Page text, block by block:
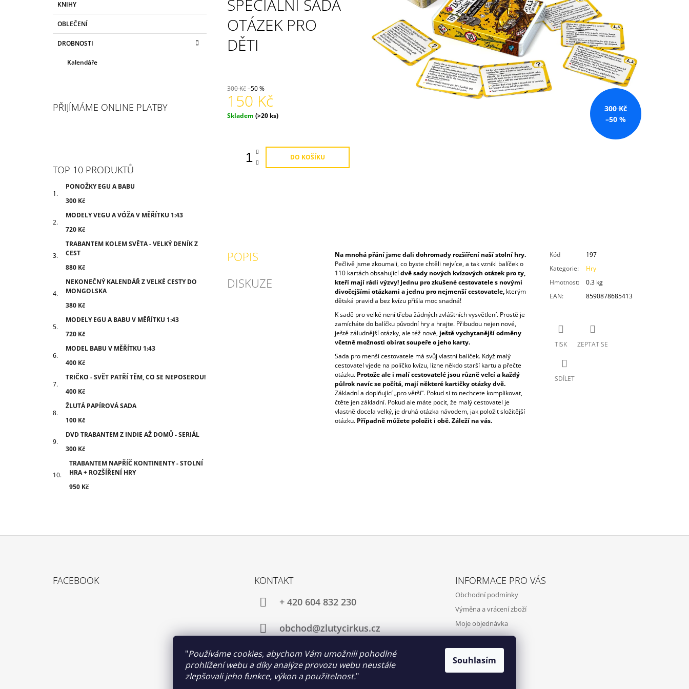
"Používáme cookies, abychom Vám umožnili pohodlné
prohlížení webu a díky analýze provozu webu neustále
zlepšovali jeho funkce, výkon a použitelnost."
Souhlasím
O
R
E
KNIHY
OBLEČENÍ
DROBNOSTI
Kalendáře
PŘIJÍMÁME ONLINE PLATBY
TOP 10 PRODUKTŮ
PONOŽKY EGU A BABU
300 Kč
MODELY VEGU A VÓŽA V MĚŘÍTKU 1:43
720 Kč
TRABANTEM KOLEM SVĚTA - VELKÝ DENÍK Z
CEST
880 Kč
NEKONEČNÝ KALENDÁŘ Z VELKÉ CESTY DO
MONGOLSKA
380 Kč
MODELY EGU A BABU V MĚŘÍTKU 1:43
720 Kč
MODEL BABU V MĚŘÍTKU 1:43
400 Kč
TRIČKO - SVĚT PATŘÍ TĚM, CO SE NEPOSEROU!
400 Kč
ŽLUTÁ PAPÍROVÁ SADA
100 Kč
DVD TRABANTEM Z INDIE AŽ DOMŮ - SERIÁL
300 Kč
TRABANTEM NAPŘÍČ KONTINENTY - STOLNÍ
HRA + ROZŠÍŘENÍ HRY
950 Kč
SPECIÁLNÍ SADA
OTÁZEK PRO
DĚTI
300 Kč
–50 %
300 Kč–50 %
150 Kč
Měrná
Skladem (>20 ks)
DO KOŠÍKU
POPIS
DISKUZE
Na mnohá přání jsme dali dohromady rozšíření naší stolní hry.
Pečlivě jsme zkoumali, co byste chtěli nejvíce, a tak vznikl balíček o
110 kartách obsahujícídvě sady nových kvízových otázek pro ty,
kteří mají rádi výzvy! Jednu pro zkušené cestovatele s novými
divočejšími otázkami a jednu pro nejmenší cestovatele,kterým
dětská pravidla bez kvízu přišla moc snadná!
K sadě pro velké není třeba žádných zvláštních vysvětlení. Prostě je
zamícháte do balíčku původní hry a hrajte. Přibudou nejen nové,
ještě záludnější otázky, ale též nové, ještě vychytanější odměny
včetně možnosti obírat soupeře o jeho karty.
Sada pro menší cestovatele má svůj vlastní balíček. Když malý
cestovatel vjede na políčko kvízu, lízne někdo starší kartu a přečte
otázku. Protože ale i malí cestovatelé jsou různě velcí a každý
půlrok navíc se počítá, mají některé kartičky otázky dvě.
Základní a doplňující „pro větší“. Pokud si to nechcete komplikovat,
čtěte jen základní. Pokud ale máte pocit, že malý cestovatel je
vlastně docela velký, je druhá otázka návodem, jak položit složitější
otázku. Případně můžete položit i obě. Záleží na vás.
Kód
197
Kategorie:
Hry
Hmotnost:
0.3 kg
EAN: 8590878685413
TISK ZEPTAT SE
SDÍLET
FACEBOOK
KONTAKT
+ 420 604 832 230
obchod@zlutycirkus.cz
FacebookInstagram
INFORMACE PRO VÁS
Obchodní podmínky
Výměna a vrácení zboží
Moje objednávka